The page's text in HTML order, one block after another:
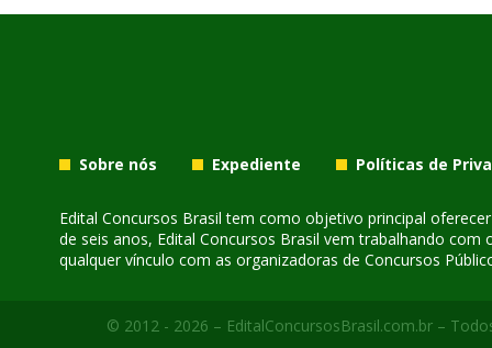
Sobre nós Expediente Políticas de
Edital Concursos Brasil tem como objetivo principal
de seis anos, Edital Concursos Brasil vem trabalhando
qualquer vínculo com as organizadoras de Concursos
© 2012 - 2026 – EditalConcursosBrasil.com.br –